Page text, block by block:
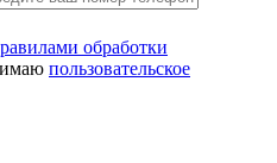
обработки
пользовательское